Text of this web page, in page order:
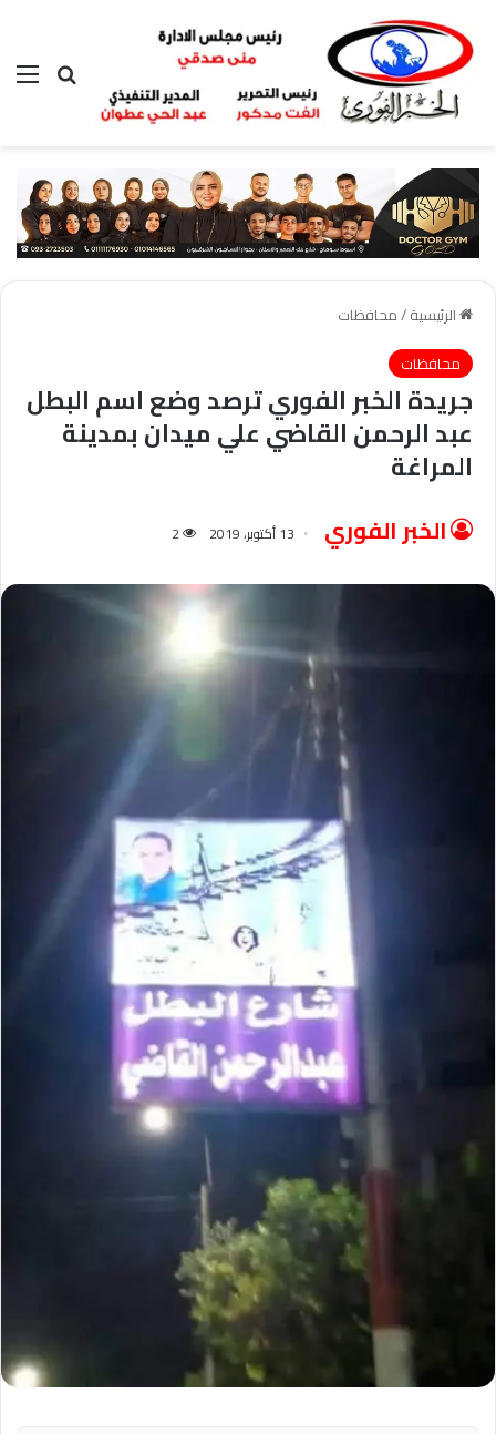
بحث عن
الرئيسية/محافظات
محافظات
جريدة الخبر الفوري ترصد وضع اسم البطل
عبد الرحمن القاضي علي ميدان بمدينة
المراغة
الخبر الفوري 13 أكتوبر، 2019 2